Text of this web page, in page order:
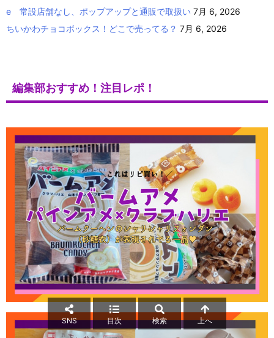
e 常設店舗なし、ポップアップと通販で取扱い 7月 6, 2026
ちいかわチョコボックス！どこで売ってる？ 7月 6, 2026
編集部おすすめ！注目レポ！
SNS 目次 検索 上へ